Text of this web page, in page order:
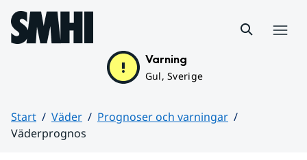
Hoppa till sidans innehåll
Varning
Gul, Sverige
Start Väder
Prognoser och varningar
Väderprognos